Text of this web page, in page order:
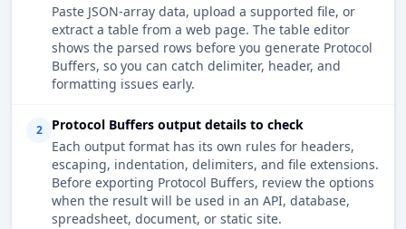
Paste JSON-array data, upload a supported file, or
extract a table from a web page. The table editor
shows the parsed rows before you generate Protocol
Buffers, so you can catch delimiter, header, and
formatting issues early.
2
Protocol Buffers output details to check
Each output format has its own rules for headers,
escaping, indentation, delimiters, and file extensions.
Before exporting Protocol Buffers, review the options
when the result will be used in an API, database,
spreadsheet, document, or static site.